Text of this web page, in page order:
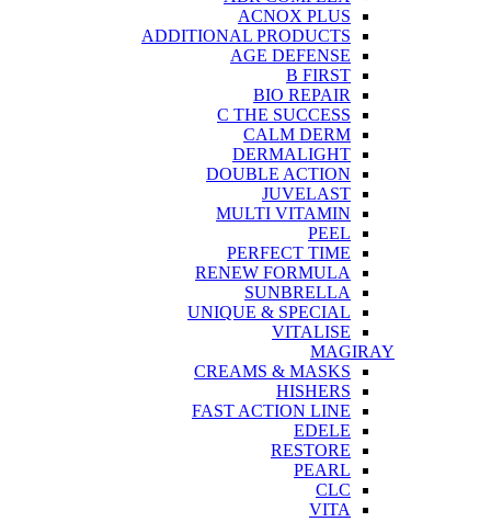
ACNOX PLUS
ADDITIONAL PRODUCTS
AGE DEFENSE
B FIRST
BIO REPAIR
C THE SUCCESS
CALM DERM
DERMALIGHT
DOUBLE ACTION
JUVELAST
MULTI VITAMIN
PEEL
PERFECT TIME
RENEW FORMULA
SUNBRELLA
UNIQUE & SPECIAL
VITALISE
MAGIRAY
CREAMS & MASKS
HISHERS
FAST ACTION LINE
EDELE
RESTORE
PEARL
CLC
VITA